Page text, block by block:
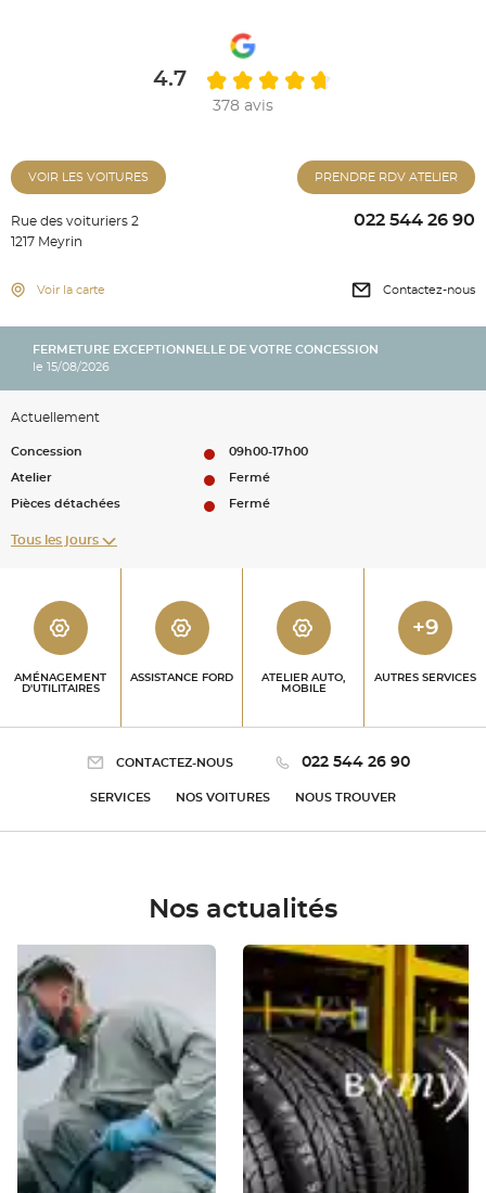
4.7
378 avis
VOIR LES VOITURES PRENDRE RDV ATELIER
Rue des voituriers 2
1217 Meyrin
022 544 26 90
Voir la carte Contactez-nous
FERMETURE EXCEPTIONNELLE DE VOTRE CONCESSION
le 15/08/2026
Actuellement
Concession 09h00-17h00
Atelier Fermé
Pièces détachées Fermé
Tous les jours
AMÉNAGEMENT
D'UTILITAIRES
ASSISTANCE FORD
ATELIER AUTO,
MOBILE
+9
AUTRES SERVICES
SERVICES NOS VOITURES NOUS TROUVER
CONTACTEZ-NOUS 022 544 26 90
Nos actualités